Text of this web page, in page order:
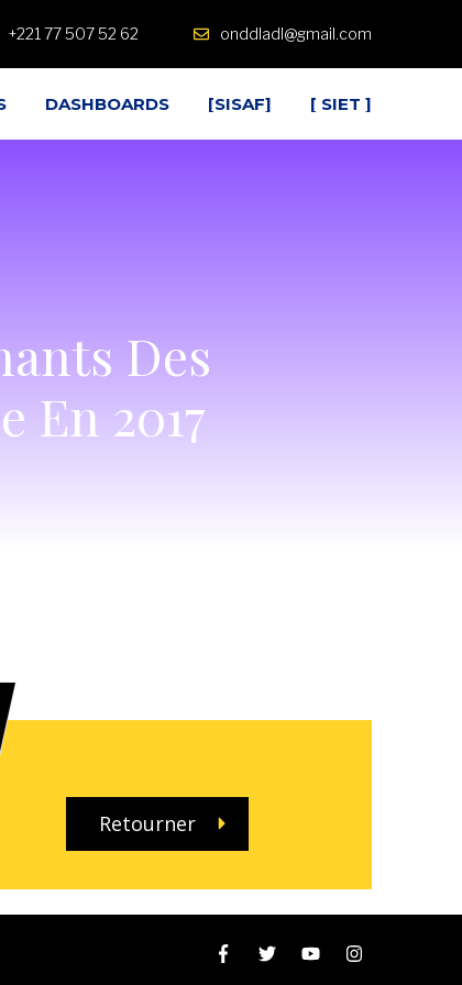
+221 77 507 52 62 onddladl@gmail.com
DASHBOARDS [SISAF] [ SIET ]
Des
En 2017
Retourner